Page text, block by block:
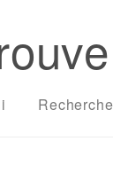
Recherche